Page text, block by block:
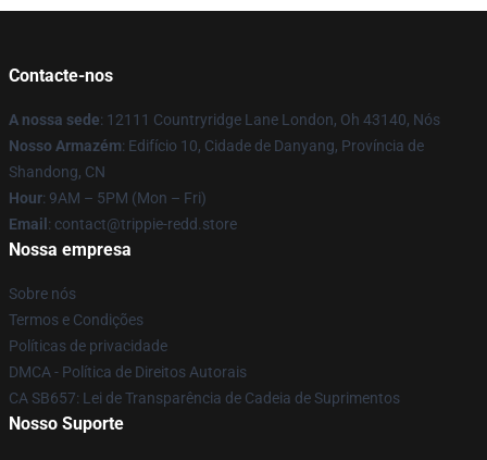
Contacte-nos
A nossa sede: 12111 Countryridge Lane London, Oh 43140, Nós
Nosso Armazém: Edifício 10, Cidade de Danyang, Província de
Shandong, CN
Hour: 9AM – 5PM (Mon – Fri)
Email : contact@trippie-redd.store
Nossa empresa
Sobre nós
Termos e Condições
Políticas de privacidade
DMCA - Política de Direitos Autorais
CA SB657: Lei de Transparência de Cadeia de Suprimentos
Nosso Suporte